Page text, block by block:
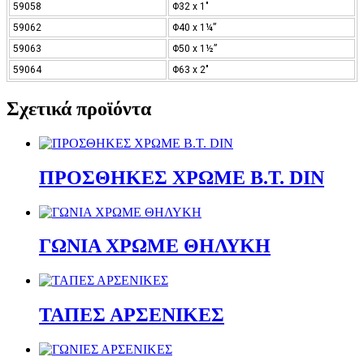
59058
Φ32 x 1″
59062
Φ40 x 1¼”
59063
Φ50 x 1½”
59064
Φ63 x 2″
Σχετικά προϊόντα
ΠΡΟΣΘΗΚΕΣ ΧΡΩΜΕ Β.Τ. DIN
ΓΩΝΙΑ ΧΡΩΜΕ ΘΗΛΥΚΗ
ΤΑΠΕΣ ΑΡΣΕΝΙΚΕΣ